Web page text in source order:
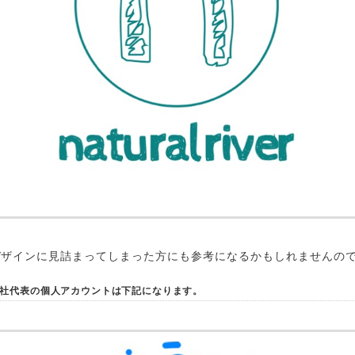
インに見詰まってしまった方にも参考になるかもしれませんの
代表の個人アカウントは下記になります。